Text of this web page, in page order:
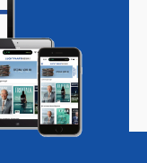
Vacatures